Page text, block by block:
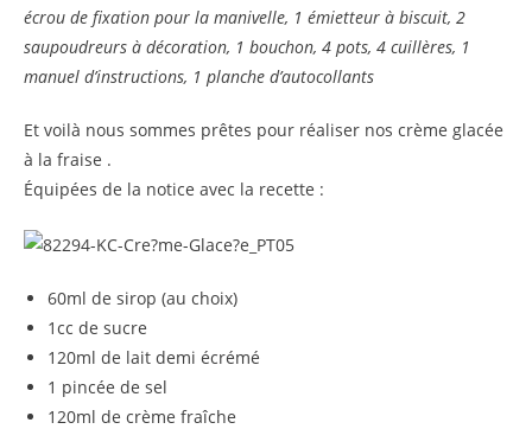
écrou de fixation pour la manivelle, 1 émietteur à biscuit, 2
saupoudreurs à décoration, 1 bouchon, 4 pots, 4 cuillères, 1
manuel d’instructions, 1 planche d’autocollants
Et voilà nous sommes prêtes pour réaliser nos crème glacée
à la fraise .
Équipées de la notice avec la recette :
60ml de sirop (au choix)
1cc de sucre
120ml de lait demi écrémé
1 pincée de sel
120ml de crème fraîche